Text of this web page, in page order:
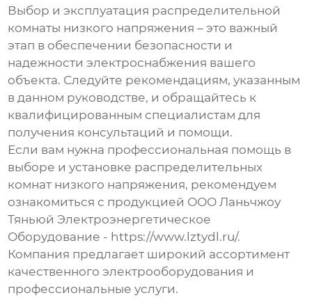
Выбор и эксплуатация распределительной
комнаты низкого напряжения – это важный
этап в обеспечении безопасности и
надежности электроснабжения вашего
объекта. Следуйте рекомендациям, указанным
в данном руководстве, и обращайтесь к
квалифицированным специалистам для
получения консультаций и помощи.
Если вам нужна профессиональная помощь в
выборе и установке распределительных
комнат низкого напряжения, рекомендуем
ознакомиться с продукцией ООО Ланьчжоу
Тяньюй Электроэнергетическое
Оборудование - https://www.lztydl.ru/.
Компания предлагает широкий ассортимент
качественного электрооборудования и
профессиональные услуги.